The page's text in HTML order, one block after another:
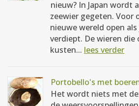
nieuw? In Japan wordt
zeewier gegeten. Voor
nieuwe wereld open
verdiept. De wieren die
kusten... lees verder
Portobello's met
Het wordt niets met